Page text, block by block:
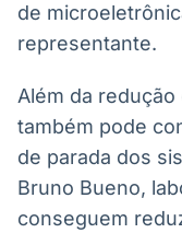
de
representante.
Além da
também pode
de parada dos
Bruno Bueno,
conseguem